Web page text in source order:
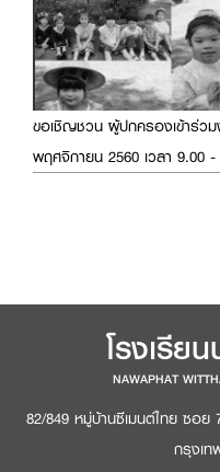
ขอเชิญชวน ผู้ปกครองเข้าร่ว
พฤศจิกายน 2560 เวลา 9.00
โรงเรี
NAWAPHAT
82/849 หมู่บ้านซีเมนต์ไทย ซอย
กรุงเท